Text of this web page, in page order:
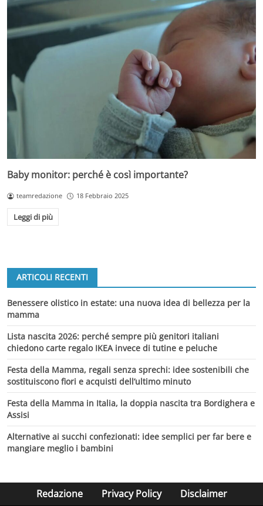
Baby monitor: perché è così importante?
teamredazione 18 Febbraio 2025
Leggi di più
ARTICOLI RECENTI
Benessere olistico in estate: una nuova idea di bellezza per la
mamma
Lista nascita 2026: perché sempre più genitori italiani
chiedono carte regalo IKEA invece di tutine e peluche
Festa della Mamma, regali senza sprechi: idee sostenibili che
sostituiscono fiori e acquisti dell’ultimo minuto
Festa della Mamma in Italia, la doppia nascita tra Bordighera e
Assisi
Alternative ai succhi confezionati: idee semplici per far bere e
mangiare meglio i bambini
Redazione Privacy Policy Disclaimer